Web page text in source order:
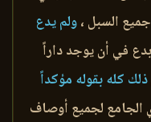
السبل ،ولم يدع
في أن يوجد داراً
كله بقوله مؤكداً
الجامع لجميع أوصاف